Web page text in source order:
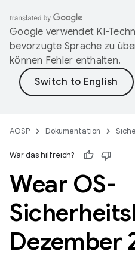
Google verwendet KI-
bevorzugte Sprache zu
können Fehler enthalten.
AOSP Dokumentation
War das hilfreich?
Wear OS-
Dezember